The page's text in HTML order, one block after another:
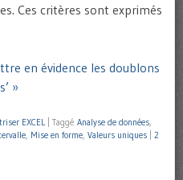
Ces critères sont exprimés
en évidence les doublons
»
EXCEL Taggé Analyse de données
Mise en forme Valeurs uniques
2